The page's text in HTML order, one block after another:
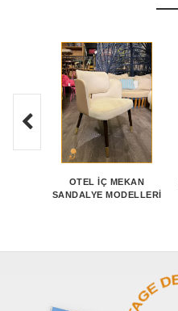
OTEL İÇ MEKAN
SANDALYE MODELLERI